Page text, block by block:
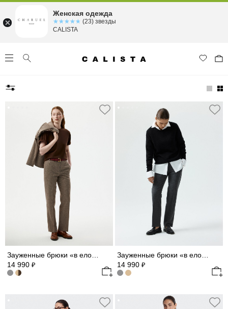
14 990 ₽
14 990 ₽
Женская одежда
☆☆☆☆☆
★★★★★ (23) звезды
CALISTA